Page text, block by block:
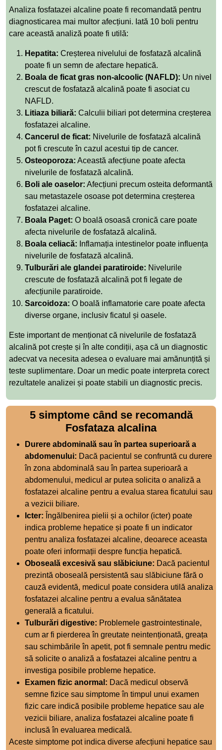
Analiza fosfatazei alcaline poate fi recomandată pentru
diagnosticarea mai multor afecțiuni. Iată 10 boli pentru
care această analiză poate fi utilă:
Hepatita: Creșterea nivelului de fosfatază alcalină
poate fi un semn de afectare hepatică.
Boala de ficat gras non-alcoolic (NAFLD): Un nivel
crescut de fosfatază alcalină poate fi asociat cu
NAFLD.
Litiaza biliară: Calculii biliari pot determina creșterea
fosfatazei alcaline.
Cancerul de ficat: Nivelurile de fosfatază alcalină
pot fi crescute în cazul acestui tip de cancer.
Osteoporoza: Această afecțiune poate afecta
nivelurile de fosfatază alcalină.
Boli ale oaselor: Afecțiuni precum osteita deformantă
sau metastazele osoase pot determina creșterea
fosfatazei alcaline.
Boala Paget: O boală osoasă cronică care poate
afecta nivelurile de fosfatază alcalină.
Boala celiacă: Inflamația intestinelor poate influența
nivelurile de fosfatază alcalină.
Tulburări ale glandei paratiroide: Nivelurile
crescute de fosfatază alcalină pot fi legate de
afecțiunile paratiroide.
Sarcoidoza: O boală inflamatorie care poate afecta
diverse organe, inclusiv ficatul și oasele.
Este important de menționat că nivelurile de fosfatază
alcalină pot crește și în alte condiții, așa că un diagnostic
adecvat va necesita adesea o evaluare mai amănunțită și
teste suplimentare. Doar un medic poate interpreta corect
rezultatele analizei și poate stabili un diagnostic precis.
5 simptome când se recomandă
Fosfataza alcalina
Durere abdominală sau în partea superioară a
abdomenului: Dacă pacientul se confruntă cu durere
în zona abdominală sau în partea superioară a
abdomenului, medicul ar putea solicita o analiză a
fosfatazei alcaline pentru a evalua starea ficatului sau
a vezicii biliare.
Icter: Îngălbenirea pielii și a ochilor (icter) poate
indica probleme hepatice și poate fi un indicator
pentru analiza fosfatazei alcaline, deoarece aceasta
poate oferi informații despre funcția hepatică.
Oboseală excesivă sau slăbiciune: Dacă pacientul
prezintă oboseală persistentă sau slăbiciune fără o
cauză evidentă, medicul poate considera utilă analiza
fosfatazei alcaline pentru a evalua sănătatea
generală a ficatului.
Tulburări digestive: Problemele gastrointestinale,
cum ar fi pierderea în greutate neintenționată, greața
sau schimbările în apetit, pot fi semnale pentru medic
să solicite o analiză a fosfatazei alcaline pentru a
investiga posibile probleme hepatice.
Examen fizic anormal: Dacă medicul observă
semne fizice sau simptome în timpul unui examen
fizic care indică posibile probleme hepatice sau ale
vezicii biliare, analiza fosfatazei alcaline poate fi
inclusă în evaluarea medicală.
Aceste simptome pot indica diverse afecțiuni hepatice sau